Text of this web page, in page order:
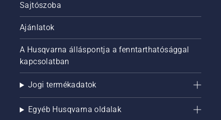
Sajtószoba
Ajánlatok
A Husqvarna álláspontja a fenntarthatósággal
kapcsolatban
Jogi termékadatok
Egyéb Husqvarna oldalak